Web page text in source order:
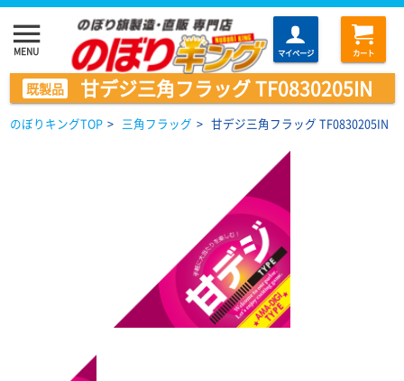
menu
MENU マイページ カート
既製品 甘デジ三角フラッグ TF0830205IN
のぼりキングTOP > 三角フラッグ > 甘デジ三角フラッグ TF0830205IN